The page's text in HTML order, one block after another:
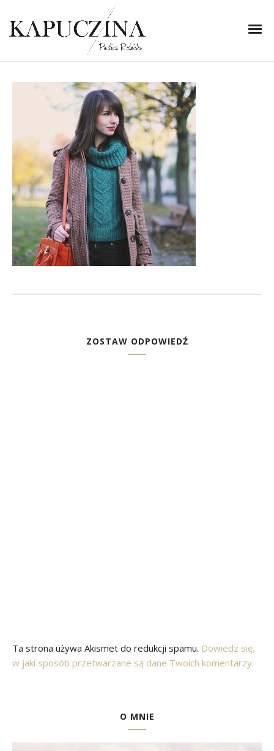
29 października 2014
IMG_0874
Written by
ZOSTAW ODPOWIEDŹ
Ta strona używa Akismet do redukcji spamu. Dowiedz się,
w jaki sposób przetwarzane są dane Twoich komentarzy.
O MNIE